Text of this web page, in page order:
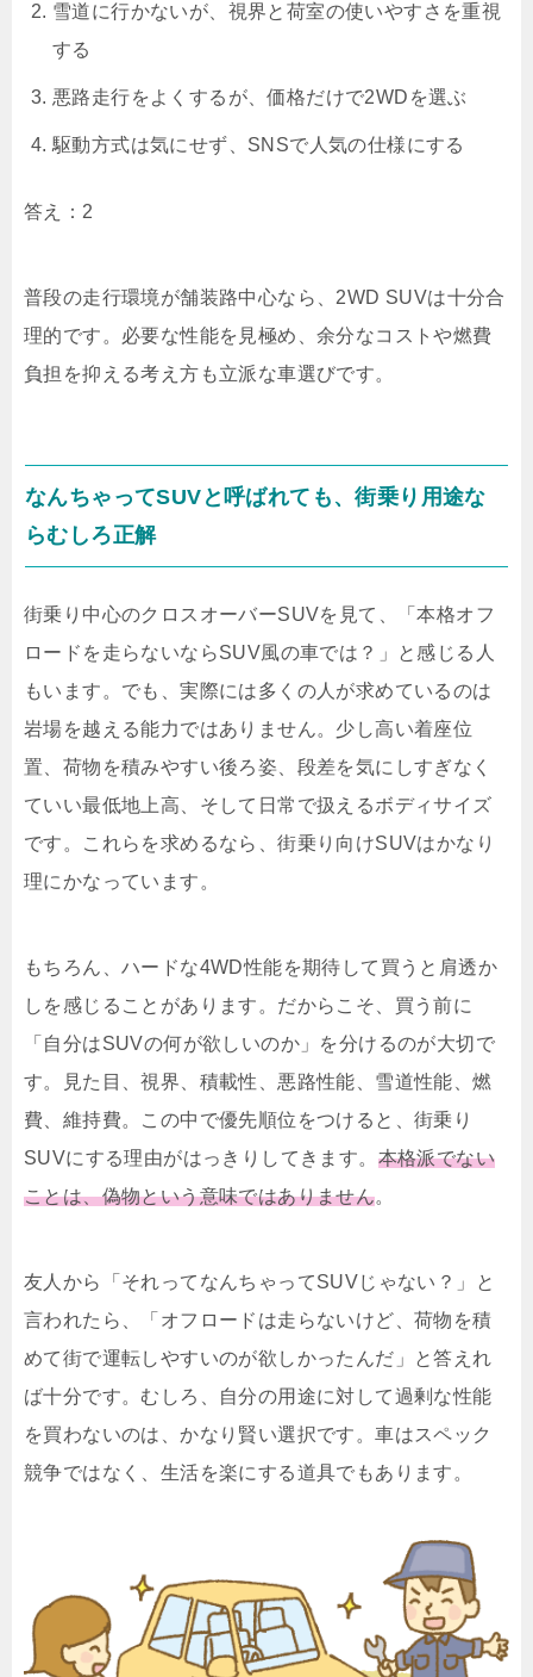
雪道に行かないが、視界と荷室の使いやすさを重視
する
悪路走行をよくするが、価格だけで2WDを選ぶ
駆動方式は気にせず、SNSで人気の仕様にする
答え：2
普段の走行環境が舗装路中心なら、2WD SUVは十分合
理的です。必要な性能を見極め、余分なコストや燃費
負担を抑える考え方も立派な車選びです。
なんちゃってSUVと呼ばれても、街乗り用途な
らむしろ正解
街乗り中心のクロスオーバーSUVを見て、「本格オフ
ロードを走らないならSUV風の車では？」と感じる人
もいます。でも、実際には多くの人が求めているのは
岩場を越える能力ではありません。少し高い着座位
置、荷物を積みやすい後ろ姿、段差を気にしすぎなく
ていい最低地上高、そして日常で扱えるボディサイズ
です。これらを求めるなら、街乗り向けSUVはかなり
理にかなっています。
もちろん、ハードな4WD性能を期待して買うと肩透か
しを感じることがあります。だからこそ、買う前に
「自分はSUVの何が欲しいのか」を分けるのが大切で
す。見た目、視界、積載性、悪路性能、雪道性能、燃
費、維持費。この中で優先順位をつけると、街乗り
SUVにする理由がはっきりしてきます。 本格派でない
ことは、偽物という意味ではありません。
友人から「それってなんちゃってSUVじゃない？」と
言われたら、「オフロードは走らないけど、荷物を積
めて街で運転しやすいのが欲しかったんだ」と答えれ
ば十分です。むしろ、自分の用途に対して過剰な性能
を買わないのは、かなり賢い選択です。車はスペック
競争ではなく、生活を楽にする道具でもあります。